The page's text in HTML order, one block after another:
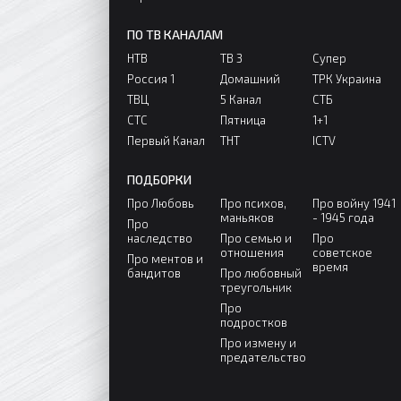
ПО ТВ КАНАЛАМ
НТВ
Россия 1
ТВЦ
СТС
Первый Канал
ТВ 3
Домашний
5 Канал
Пятница
ТНТ
Супер
ТРК Украина
СТБ
1+1
ICTV
ПОДБОРКИ
Про Любовь
Про
наследство
Про ментов и
бандитов
Про психов,
маньяков
Про семью и
отношения
Про любовный
треугольник
Про
подростков
Про измену и
предательство
Про войну 1941
- 1945 года
Про
советское
время